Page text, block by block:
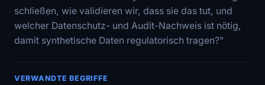
schließen, wie validieren wir, dass sie das tut, und
welcher Datenschutz- und Audit-Nachweis ist nötig,
damit synthetische Daten regulatorisch tragen?"
VERWANDTE BEGRIFFE